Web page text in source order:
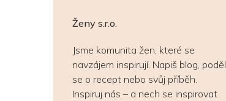
Ženy s.r.o.
Jsme komunita žen, které se
navzájem inspirují. Napiš blog, poděl
se o recept nebo svůj příběh.
Inspiruj nás – a nech se inspirovat